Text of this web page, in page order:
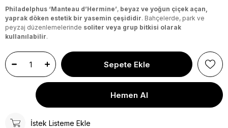
Philadelphus ‘Manteau d’Hermine’, beyaz ve yoğun çiçek açan,
yaprak döken estetik bir yasemin çeşididir. Bahçelerde, park ve
peyzaj düzenlemelerinde soliter veya grup bitkisi olarak
kullanılabilir.
İstek Listeme Ekle